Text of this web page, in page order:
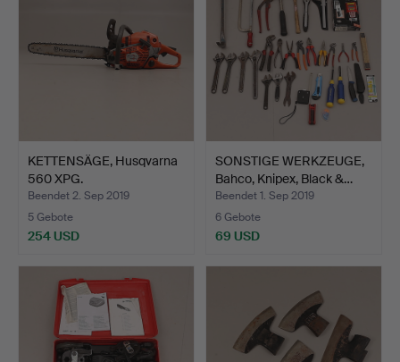
KETTENSÄGE, Husqvarna
560 XPG.
Beendet 2. Sep 2019
5 Gebote
254 USD
SONSTIGE WERKZEUGE,
Bahco, Knipex, Black &…
Beendet 1. Sep 2019
6 Gebote
69 USD